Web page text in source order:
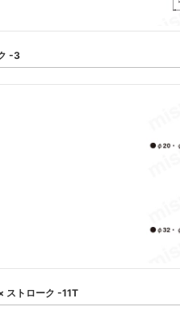
-3
ストローク -11T